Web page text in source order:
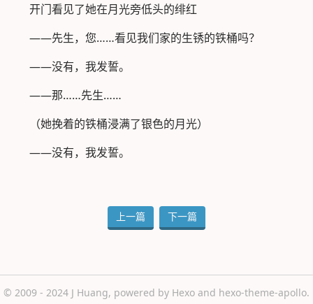
开门看见了她在月光旁低头的绯红
——先生，您……看见我们家的生锈的铁桶吗？
——没有，我发誓。
——那……先生……
（她挽着的铁桶浸满了银色的月光）
——没有，我发誓。
上一篇 下一篇
© 2009 - 2024 J Huang, powered by Hexo and hexo-theme-apollo.